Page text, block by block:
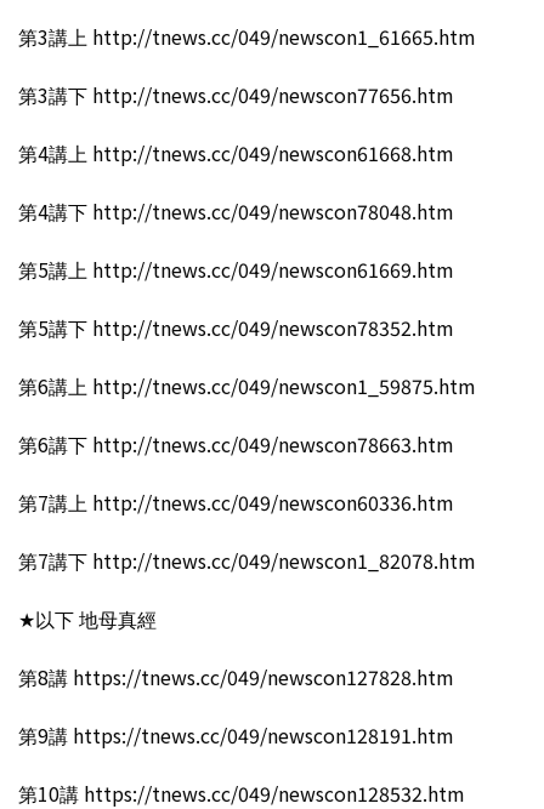
第3講上 http://tnews.cc/049/newscon1_61665.htm
第3講下 http://tnews.cc/049/newscon77656.htm
第4講上 http://tnews.cc/049/newscon61668.htm
第4講下 http://tnews.cc/049/newscon78048.htm
第5講上 http://tnews.cc/049/newscon61669.htm
第5講下 http://tnews.cc/049/newscon78352.htm
第6講上 http://tnews.cc/049/newscon1_59875.htm
第6講下 http://tnews.cc/049/newscon78663.htm
第7講上 http://tnews.cc/049/newscon60336.htm
第7講下 http://tnews.cc/049/newscon1_82078.htm
★以下 地母真經
第8講 https://tnews.cc/049/newscon127828.htm
第9講 https://tnews.cc/049/newscon128191.htm
第10講 https://tnews.cc/049/newscon128532.htm